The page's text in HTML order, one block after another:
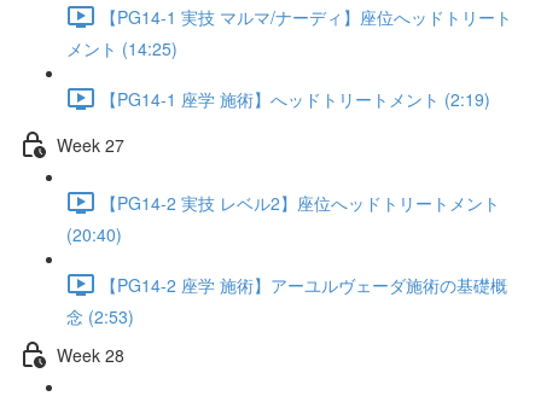
【PG14-1 実技 マルマ/ナーディ】座位へッドトリート
メント (14:25)
【PG14-1 座学 施術】へッドトリートメント (2:19)
Week 27
【PG14-2 実技 レベル2】座位へッドトリートメント
(20:40)
【PG14-2 座学 施術】アーユルヴェーダ施術の基礎概
念 (2:53)
Week 28